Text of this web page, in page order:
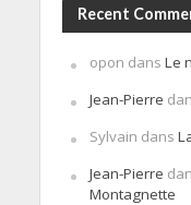
Recent
opon dans Le
Jean-Pierre
Sylvain dans
Jean-Pierre
Montagnette